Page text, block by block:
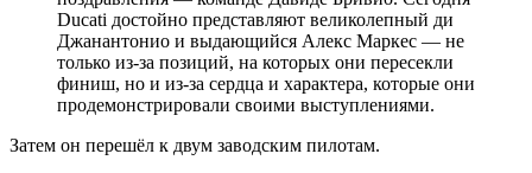
Ducati достойно представляют великолепный ди
Джанантонио и выдающийся Алекс Маркес — не
только из‑за позиций, на которых они пересекли
финиш, но и из‑за сердца и характера, которые они
продемонстрировали своими выступлениями.
Затем он перешёл к двум заводским пилотам.